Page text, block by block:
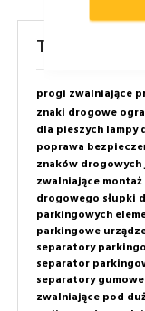
Tagi
progi zwalniające
znaki drogowe
dla pieszych lampy
poprawa
znaków drogowych
zwalniające montaż
drogowego słupki
parkingowych
parkingowe
separatory
separator
separatory gumowe
zwalniające pod